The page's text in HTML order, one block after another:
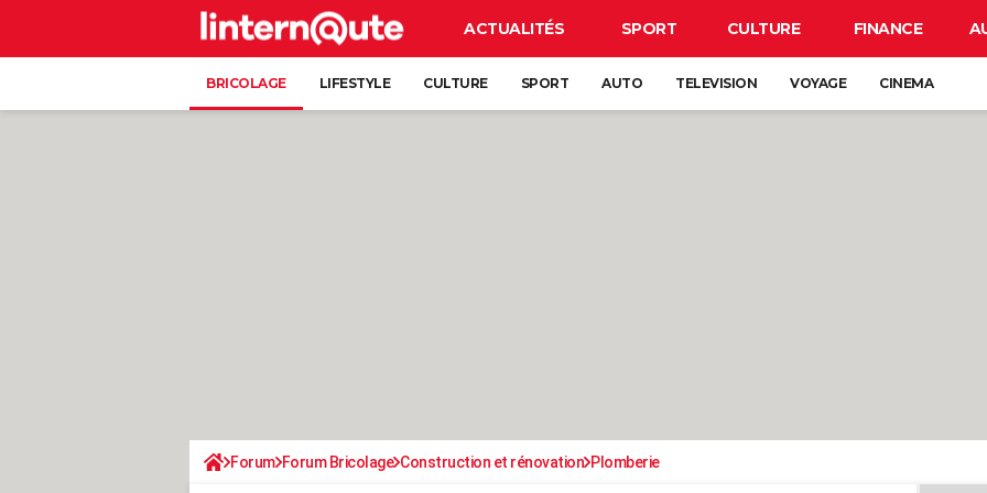
ACTUALITÉS SPORT CULTURE FINANCE
BRICOLAGE LIFESTYLE CULTURE SPORT AUTO TELEVISION VOYAGE CINEMA
Forum Forum Bricolage Construction et rénovation Plomberie